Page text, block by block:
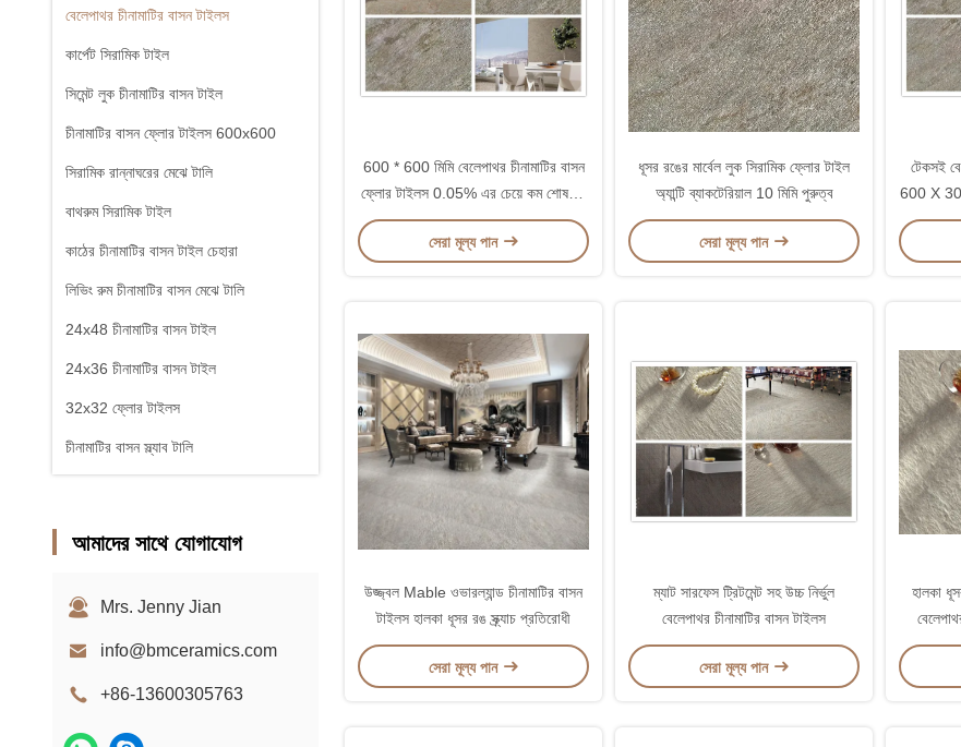
বেলেপাথর চীনামাটির বাসন টাইলস
কার্পেট সিরামিক টাইল
সিমেন্ট লুক চীনামাটির বাসন টাইল
চীনামাটির বাসন ফ্লোর টাইলস 600x600
সিরামিক রান্নাঘরের মেঝে টালি
বাথরুম সিরামিক টাইল
কাঠের চীনামাটির বাসন টাইল চেহারা
লিভিং রুম চীনামাটির বাসন মেঝে টালি
24x48 চীনামাটির বাসন টাইল
24x36 চীনামাটির বাসন টাইল
32x32 ফ্লোর টাইলস
চীনামাটির বাসন স্ল্যাব টালি
আমাদের সাথে যোগাযোগ
Mrs. Jenny Jian
info@bmceramics.com
+86-13600305763
600 * 600 মিমি বেলেপাথর চীনামাটির বাসন
ফ্লোর টাইলস 0.05% এর চেয়ে কম শোষণের
হার
সেরা মূল্য পান
ধূসর রঙের মার্বেল লুক সিরামিক ফ্লোর টাইল
অ্যান্টি ব্যাকটেরিয়াল 10 মিমি পুরুত্ব
সেরা মূল্য পান
টেকসই
600 X 300
উজ্জ্বল Mable ওভারল্যান্ড চীনামাটির বাসন
টাইলস হালকা ধূসর রঙ স্ক্র্যাচ প্রতিরোধী
সেরা মূল্য পান
ম্যাট সারফেস ট্রিটমেন্ট সহ উচ্চ নির্ভুল
বেলেপাথর চীনামাটির বাসন টাইলস
সেরা মূল্য পান
হালকা